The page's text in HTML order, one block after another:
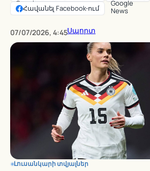
Հավանել Facebook-ում
07/07/2026, 4:45Սպորտ
Լուսանկարի տվյալներ